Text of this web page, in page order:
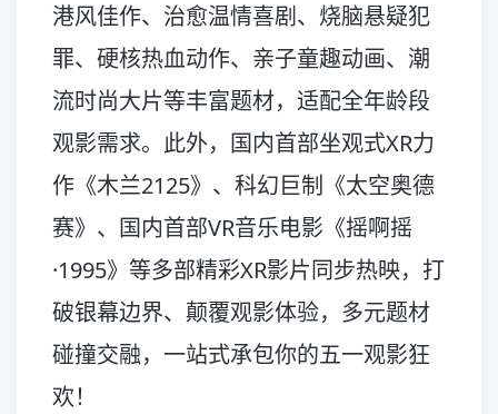
港风佳作、治愈温情喜剧、烧脑悬疑犯
罪、硬核热血动作、亲子童趣动画、潮
流时尚大片等丰富题材，适配全年龄段
观影需求。此外，国内首部坐观式XR力
作《木兰2125》、科幻巨制《太空奥德
赛》、国内首部VR音乐电影《摇啊摇
·1995》等多部精彩XR影片同步热映，打
破银幕边界、颠覆观影体验，多元题材
碰撞交融，一站式承包你的五一观影狂
欢！